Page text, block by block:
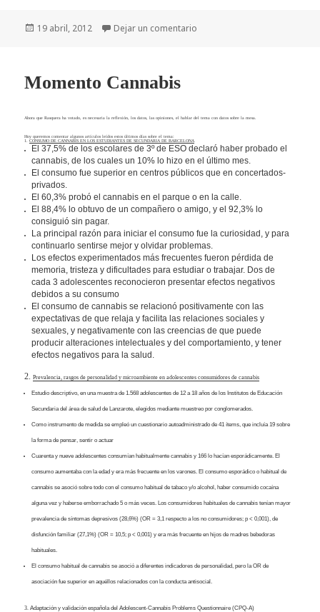
Publicado
19 abril, 2012 Dejar un comentario
Momento Cannabis
Ahora que Rasquera ha votado, es necesaria la reflexión, los datos, las opiniones, el hablar del tema con datos sobre la mesa.
Hoy queremos comentar algunos artículos leídos estos últimos días sobre el tema:
1.CONSUMO DE CANNABIS EN LOS ESTUDIANTES DE SECUNDARIA DE BARCELONA
El 37,5% de los escolares de 3º de ESO declaró haber probado el
cannabis, de los cuales un 10% lo hizo en el último mes.
El consumo fue superior en centros públicos que en concertados-
privados.
El 60,3% probó el cannabis en el parque o en la calle.
El 88,4% lo obtuvo de un compañero o amigo, y el 92,3% lo
consiguió sin pagar.
La principal razón para iniciar el consumo fue la curiosidad, y para
continuarlo sentirse mejor y olvidar problemas.
Los efectos experimentados más frecuentes fueron pérdida de
memoria, tristeza y dificultades para estudiar o trabajar. Dos de
cada 3 adolescentes reconocieron presentar efectos negativos
debidos a su consumo
El consumo de cannabis se relacionó positivamente con las
expectativas de que relaja y facilita las relaciones sociales y
sexuales, y negativamente con las creencias de que puede
producir alteraciones intelectuales y del comportamiento, y tener
efectos negativos para la salud.
2.Prevalencia, rasgos de personalidad y microambiente en adolescentes consumidores de cannabis
Estudio descriptivo, en una muestra de 1.568 adolescentes de 12 a 18 años de los Institutos de Educación
Secundaria del área de salud de Lanzarote, elegidos mediante muestreo por conglomerados.
Como instrumento de medida se empleó un cuestionario autoadministrado de 41 ítems, que incluía 19 sobre
la forma de pensar, sentir o actuar
Cuarenta y nueve adolescentes consumían habitualmente cannabis y 166 lo hacían esporádicamente. El
consumo aumentaba con la edad y era más frecuente en los varones. El consumo esporádico o habitual de
cannabis se asoció sobre todo con el consumo habitual de tabaco y/o alcohol, haber consumido cocaína
alguna vez y haberse emborrachado 5 o más veces. Los consumidores habituales de cannabis tenían mayor
prevalencia de síntomas depresivos (28,6%) (OR = 3,1 respecto a los no consumidores; p < 0,001), de
disfunción familiar (27,1%) (OR = 10,5; p < 0,001) y era más frecuente en hijos de madres bebedoras
habituales.
El consumo habitual de cannabis se asoció a diferentes indicadores de personalidad, pero la OR de
asociación fue superior en aquéllos relacionados con la conducta antisocial.
3.Adaptación y validación española del Adolescent-Cannabis Problems Questionnaire (CPQ-A)